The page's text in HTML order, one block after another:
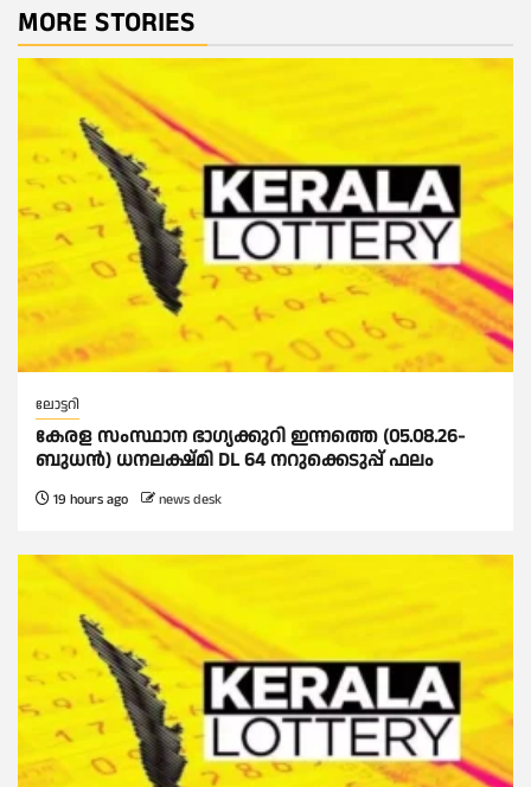
MORE STORIES
ലോട്ടറി
കേരള സംസ്ഥാന ഭാഗ്യക്കുറി ഇന്നത്തെ (05.08.26-
ബുധൻ) ധനലക്ഷ്മി DL 64 നറുക്കെടുപ്പ് ഫലം
19 hours ago news desk